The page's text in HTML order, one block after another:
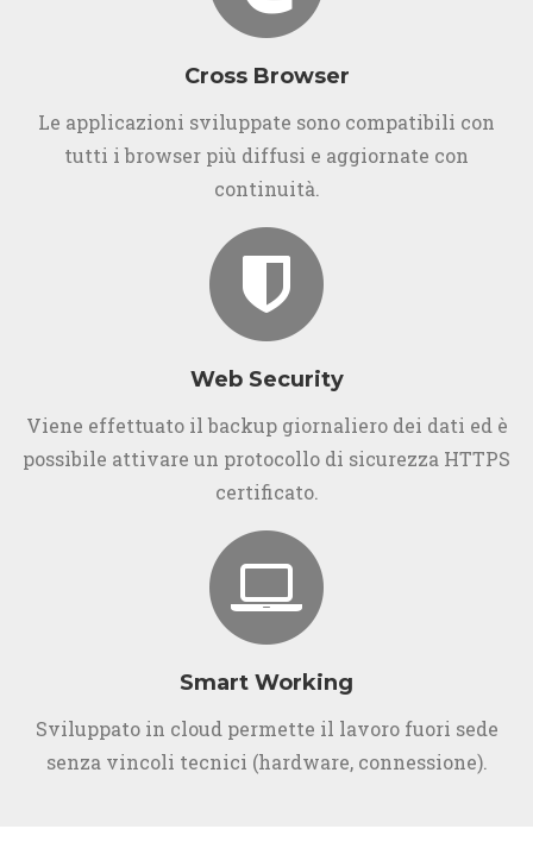
Cross Browser
Le applicazioni sviluppate sono compatibili con
tutti i browser più diffusi e aggiornate con
continuità.
Web Security
Viene effettuato il backup giornaliero dei dati ed è
possibile attivare un protocollo di sicurezza HTTPS
certificato.
Smart Working
Sviluppato in cloud permette il lavoro fuori sede
senza vincoli tecnici (hardware, connessione).